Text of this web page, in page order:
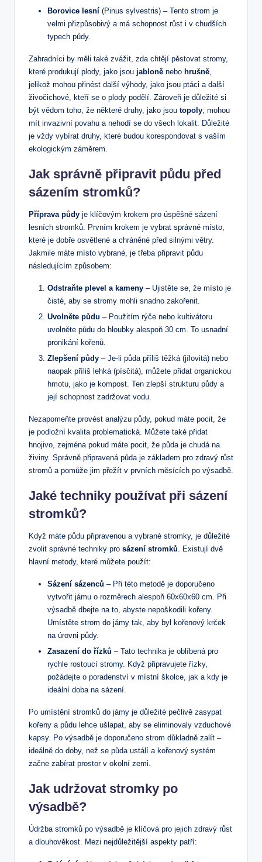
Borovice lesní (Pinus sylvestris) – Tento strom je
velmi přizpůsobivý a má schopnost růst i v chudších
typech půdy.
Zahradníci by měli také zvážit, zda chtějí pěstovat stromy,
které produkují plody, jako jsou jabloně nebo hrušně
jelikož mohou přinést další výhody, jako jsou ptáci a další
živočichové, kteří se o plody podělí. Zároveň je důležité si
být vědom toho, že některé druhy, jako jsou topoly , mohou
mít invazivní povahu a nehodí se do všech lokalit. Důležité
je vždy vybírat druhy, které budou korespondovat s vaším
ekologickým záměrem.
Jak správně připravit půdu před
sázením stromků?
Příprava půdy je klíčovým krokem pro úspěšné sázení
lesních stromků. Prvním krokem je vybrat správné místo,
které je dobře osvětlené a chráněné před silnými větry.
Jakmile máte místo vybrané, je třeba připravit půdu
následujícím způsobem:
Odstraňte plevel a kameny – Ujistěte se, že místo je
čisté, aby se stromy mohli snadno zakořenit.
Uvolněte půdu – Použitím rýče nebo kultivátoru
uvolněte půdu do hloubky alespoň 30 cm. To usnadní
pronikání kořenů.
Zlepšení půdy – Je-li půda příliš těžká (jílovitá) nebo
naopak příliš lehká (písčitá), můžete přidat organickou
hmotu, jako je kompost. Ten zlepší strukturu půdy a
její schopnost zadržovat vodu.
Nezapomeňte provést analýzu půdy, pokud máte pocit, že
je podložní kvalita problematická. Můžete také přidat
hnojivo, zejména pokud máte pocit, že půda je chudá na
živiny. Správně připravená půda je základem pro zdravý růst
stromů a pomůže jim přežít v prvních měsících po výsadbě.
Jaké techniky používat při sázení
stromků?
Když máte půdu připravenou a vybrané stromky, je důležité
zvolit správné techniky pro sázení stromků . Existují dvě
hlavní metody, které můžete použít:
Sázení sázenců – Při této metodě je doporučeno
vytvořit jámu o rozměrech alespoň 60x60x60 cm. Při
výsadbě dbejte na to, abyste nepoškodili kořeny.
Umístěte strom do jámy tak, aby byl kořenový krček
na úrovni půdy.
Zasazení do řízků – Tato technika je oblíbená pro
rychle rostoucí stromy. Když připravujete řízky,
požádejte o poradenství v místní školce, jak a kdy je
ideální doba na sázení.
Po umístění stromků do jámy je důležité pečlivě zasypat
kořeny a půdu lehce ušlapat, aby se eliminovaly vzduchové
kapsy. Po výsadbě je doporučeno strom důkladně zalít –
ideálně do doby, než se půda ustálí a kořenový systém
začne zabírat prostor v okolní zemi.
Jak udržovat stromky po
výsadbě?
Údržba stromků po výsadbě je klíčová pro jejich zdravý růst
a dlouhověkost. Mezi nejdůležitější aspekty patří: